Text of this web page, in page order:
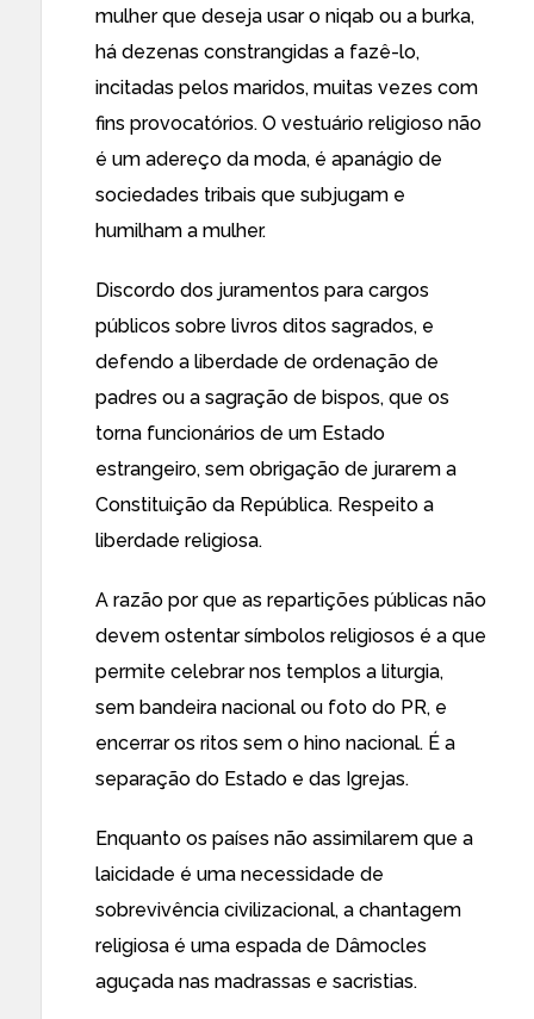
mulher que deseja usar o niqab ou a burka,
há dezenas constrangidas a fazê-lo,
incitadas pelos maridos, muitas vezes com
fins provocatórios. O vestuário religioso não
é um adereço da moda, é apanágio de
sociedades tribais que subjugam e
humilham a mulher.
Discordo dos juramentos para cargos
públicos sobre livros ditos sagrados, e
defendo a liberdade de ordenação de
padres ou a sagração de bispos, que os
torna funcionários de um Estado
estrangeiro, sem obrigação de jurarem a
Constituição da República. Respeito a
liberdade religiosa.
A razão por que as repartições públicas não
devem ostentar símbolos religiosos é a que
permite celebrar nos templos a liturgia,
sem bandeira nacional ou foto do PR, e
encerrar os ritos sem o hino nacional. É a
separação do Estado e das Igrejas.
Enquanto os países não assimilarem que a
laicidade é uma necessidade de
sobrevivência civilizacional, a chantagem
religiosa é uma espada de Dâmocles
aguçada nas madrassas e sacristias.